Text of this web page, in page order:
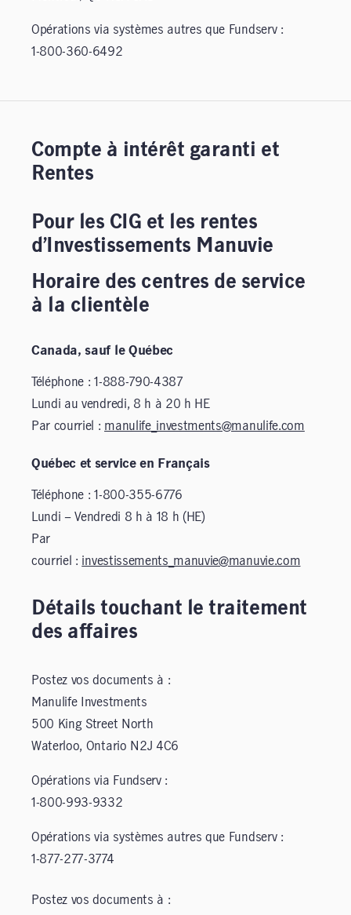
Opérations via systèmes autres que Fundserv :
1-800-360-6492
Compte à intérêt garanti et
Rentes
Pour les CIG et les rentes
d’Investissements Manuvie
Horaire des centres de service
à la clientèle
Canada, sauf le Québec
Téléphone : 1-888-790-4387
Lundi au vendredi, 8 h à 20 h HE
Par courriel : manulife_investments@manulife.com
Québec et service en Français
Téléphone : 1-800-355-6776
Lundi – Vendredi 8 h à 18 h (HE)
Par
courriel : investissements_manuvie@manuvie.com
Détails touchant le traitement
des affaires
Postez vos documents à :
Manulife Investments
500 King Street North
Waterloo, Ontario N2J 4C6
Opérations via Fundserv :
1-800-993-9332
Opérations via systèmes autres que Fundserv :
1-877-277-3774
Postez vos documents à :